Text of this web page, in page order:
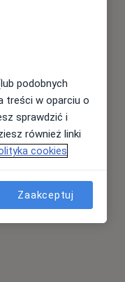
podobnych
treści w oparciu o
sprawdzić i
również linki
cookies
Zaakceptuj